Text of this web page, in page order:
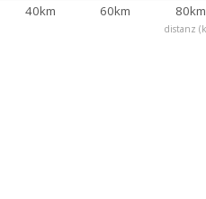
distanz
40km 60km 80km